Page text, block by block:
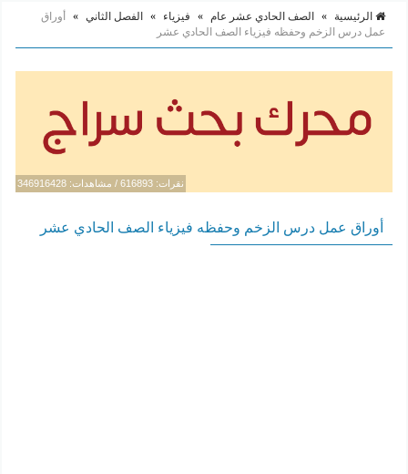
الرئيسية » الصف الحادي عشر عام » فيزياء » الفصل الثاني »
أوراق
عمل درس الزخم وحفظه فيزياء الصف الحادي عشر
نقرات: 616893 / مشاهدات: 346916428
أوراق عمل درس الزخم وحفظه فيزياء الصف الحادي عشر